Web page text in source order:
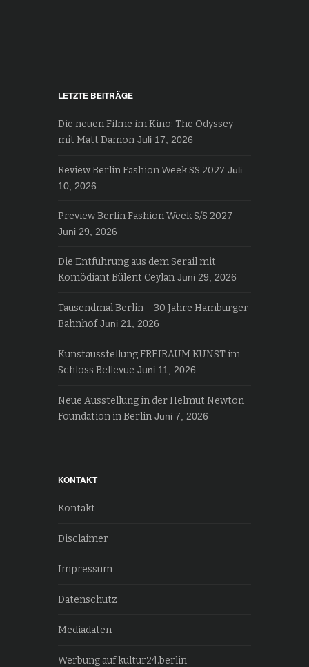
LETZTE BEITRÄGE
Die neuen Filme im Kino: The Odyssey
mit Matt Damon Juli 17, 2026
Review Berlin Fashion Week SS 2027 Juli
10, 2026
Preview Berlin Fashion Week S/S 2027
Juni 29, 2026
Die Entführung aus dem Serail mit
Komödiant Bülent Ceylan Juni 29, 2026
Tausendmal Berlin – 30 Jahre Hamburger
Bahnhof Juni 21, 2026
Kunstausstellung FREIRAUM KUNST im
Schloss Bellevue Juni 11, 2026
Neue Ausstellung in der Helmut Newton
Foundation in Berlin Juni 7, 2026
KONTAKT
Kontakt
Disclaimer
Impressum
Datenschutz
Mediadaten
Werbung auf kultur24.berlin